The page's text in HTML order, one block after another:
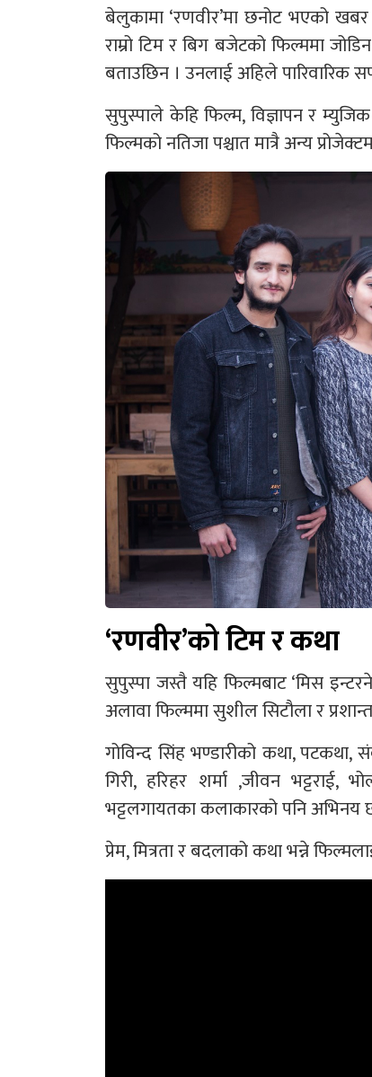
बेलुकामा ‘रणवीर’मा छनोट भएको
राम्रो टिम र बिग बजेटको फिल्ममा
बताउछिन । उनलाई अहिले पारिवारिक
सुपुस्पाले केहि फिल्म, विज्ञापन र
फिल्मको नतिजा पश्चात मात्रै अन्य
‘रणवीर’को टिम र कथा
सुपुस्पा जस्तै यहि फिल्मबाट ‘मिस
अलावा फिल्ममा सुशील सिटौला र
गोविन्द सिंह भण्डारीको कथा, पटकथा,
गिरी, हरिहर शर्मा ,जीवन भट्टराई,
भट्टलगायतका कलाकारको पनि अभिनय
प्रेम, मित्रता र बदलाको कथा भन्ने